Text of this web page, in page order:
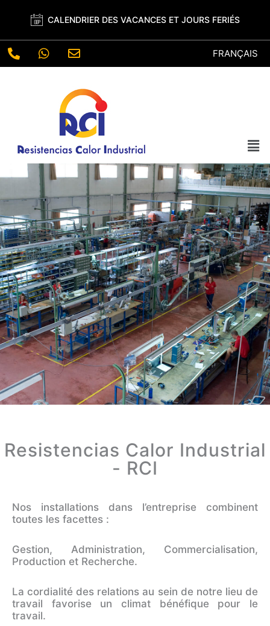
CALENDRIER DES VACANCES ET JOURS FERIÉS
Choisir
une
Resistencias Calor Industrial
- RCI
Nos installations dans l’entreprise combinent
toutes les facettes :
Gestion, Administration, Commercialisation,
Production et Recherche.
La cordialité des relations au sein de notre lieu de
travail favorise un climat bénéfique pour le
travail.